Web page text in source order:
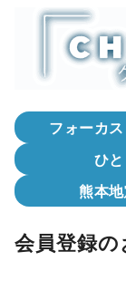
フォーカ
ひと
熊本
会員登録